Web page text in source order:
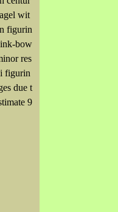
wit
figurin
bow
res
figurin
due t
9